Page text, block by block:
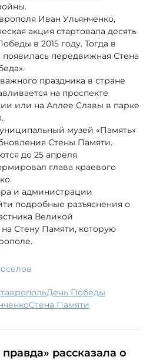
Иван Ульянченко,
акция стартовала десять
в 2015 году. Тогда в
появилась передвижная Стена
праздника в стране
на проспекте
или на Аллее Славы в парке
музей «Память»
Стены Памяти.
до 25 апреля
глава краевого
и администрации
подробные разъяснения о
Великой
Стену Памяти, которую
Ставрополь
День Победы
Стена Памяти
рассказала о